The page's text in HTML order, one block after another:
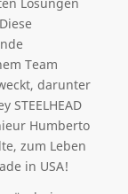
Team
darunter
Humberto
zum Leben
in USA!